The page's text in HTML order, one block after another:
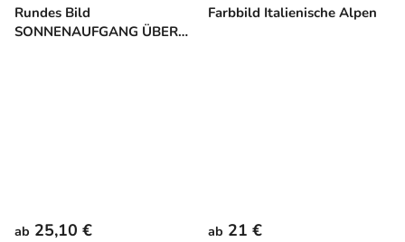
Rundes Bild
SONNENAUFGANG ÜBER
Farbbild Italienische Alpen
ab 25,10 € ab 21 €